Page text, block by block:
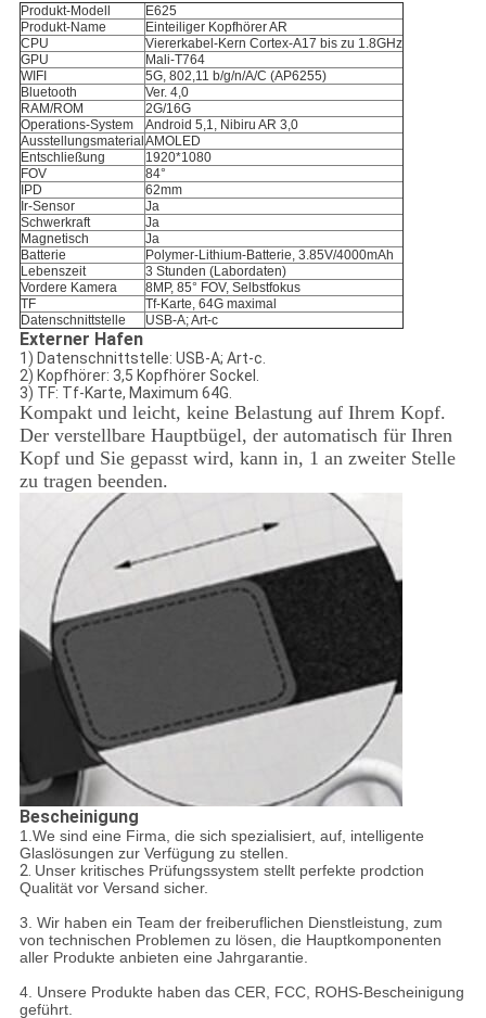
Produkt-Modell
E625
Produkt-Name
Einteiliger Kopfhörer AR
CPU
Viererkabel-Kern Cortex-A17 bis zu 1.8GHz
GPU
Mali-T764
WIFI
5G, 802,11 b/g/n/A/C (AP6255)
Bluetooth
Ver. 4,0
RAM/ROM
2G/16G
Operations-System
Android 5,1, Nibiru AR 3,0
Ausstellungsmaterial AMOLED
Entschließung
1920*1080
FOV
84°
IPD
62mm
Ir-Sensor
Ja
Schwerkraft
Ja
Magnetisch
Ja
Batterie
Polymer-Lithium-Batterie, 3.85V/4000mAh
Lebenszeit
3 Stunden (Labordaten)
Vordere Kamera
8MP, 85° FOV, Selbstfokus
TF
Tf-Karte, 64G maximal
Datenschnittstelle
USB-A; Art-c
Externer Hafen
1) Datenschnittstelle: USB-A; Art-c.
2) Kopfhörer: 3,5 Kopfhörer Sockel.
3) TF: Tf-Karte, Maximum 64G.
Kompakt und leicht, keine Belastung auf Ihrem Kopf.
Der verstellbare Hauptbügel, der automatisch für Ihren
Kopf und Sie gepasst wird, kann in, 1 an zweiter Stelle
zu tragen beenden.
Bescheinigung
1.We sind eine Firma, die sich spezialisiert, auf, intelligente
Glaslösungen zur Verfügung zu stellen.
2. Unser kritisches Prüfungssystem stellt perfekte prodction
Qualität vor Versand sicher.
3. Wir haben ein Team der freiberuflichen Dienstleistung, zum
von technischen Problemen zu lösen, die Hauptkomponenten
aller Produkte anbieten eine Jahrgarantie.
4. Unsere Produkte haben das CER, FCC, ROHS-Bescheinigung
geführt.